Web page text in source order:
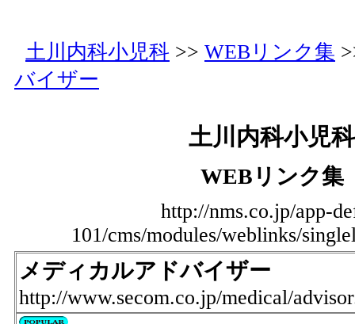
土川内科小児科 >> WEBリンク集
バイザー
土川内科小児科
WEBリンク集
http://nms.co.jp/app-
101/cms/modules/weblinks/
メディカルアドバイザー
http://www.secom.co.jp/medical/